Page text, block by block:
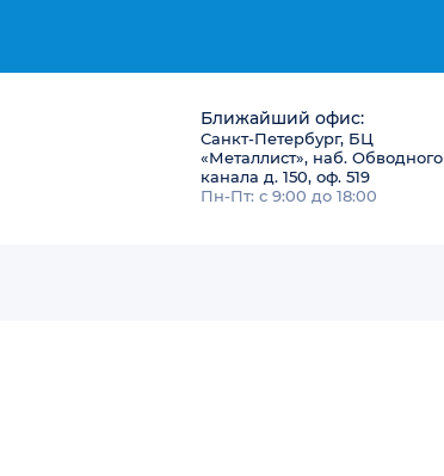
Ближайший офис:
Санкт-Петербург, БЦ
«Металлист», наб. Обводного
канала д. 150, оф. 519
Пн-Пт: с 9:00 до 18:00